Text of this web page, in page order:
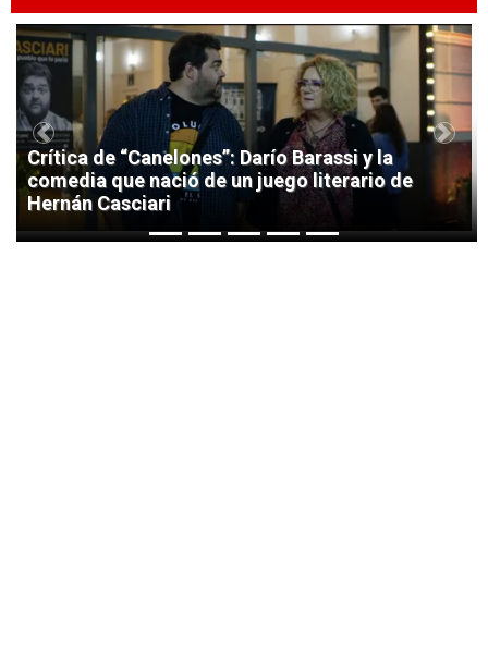
1
Crítica de “Canelones”: Darío Barassi y la
comedia que nació de un juego literario de
Hernán Casciari
Previous Next